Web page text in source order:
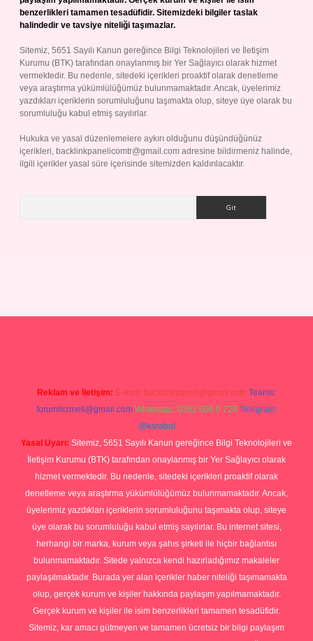
benzerlikleri tamamen tesadüfidir. Sitemizdeki bilgiler taslak
halindedir ve tavsiye niteliği taşımazlar.
Sitemiz, 5651 Sayılı Kanun gereğince Bilgi Teknolojileri ve İletişim
Kurumu (BTK) tarafından onaylanmış bir Yer Sağlayıcı olarak hizmet
vermektedir. Bu nedenle, sitedeki içerikleri proaktif olarak denetleme
veya araştırma yükümlülüğümüz bulunmamaktadır. Ancak, üyelerimiz
yazdıkları içeriklerin sorumluluğunu taşımakta olup, siteye üye olarak bu
sorumluluğu kabul etmiş sayılırlar.
Hukuka ve yasal düzenlemelere aykırı olduğunu düşündüğünüz
içerikleri, backlinkpanelicomtr@gmail.com adresine bildirmeniz halinde,
ilgili içerikler yasal süre içerisinde sitemizden kaldırılacaktır.
Reklam ve İletişim: E-mail: backlinkpaneli@gmail.com Teams:
forumhizmeti@gmail.com Whatsapp: 0262 606 0 726 Telegram:
@karabul
Yasal Uyarı: Sitemiz, 5651 Sayılı Kanun gereğince Bilgi Teknolojileri ve
İletişim Kurumu (BTK) tarafından onaylanmış bir Yer Sağlayıcı olarak
hizmet vermektedir. Bu nedenle, sitedeki içerikleri proaktif olarak
denetleme veya araştırma yükümlülüğümüz bulunmamaktadır. Ancak,
üyelerimiz yazdıkları içeriklerin sorumluluğunu taşımakta olup, siteye
üye olarak bu sorumluluğu kabul etmiş sayılırlar. Bu internet sitesi,
herhangi bir marka, kurum veya şahıs şirketi ile hiçbir bağlantısı
bulunmamaktadır. Sitede yalnızca kendi hazırladığımız makaleler
paylaşılmaktadır. Burada yer alan içerikler haber niteliği taşımamakta
olup, gerçek kurum ve kişiler hakkında paylaşım yapılmamaktadır.
Gerçek kurum ve kişiler ile isim benzerlikleri tamamen tesadüfidir.
Sitemiz, kar amacı gütmeyen ve tamamen ücretsiz bir bilgi paylaşım